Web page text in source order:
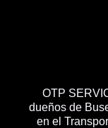
OTP
dueños de
en el